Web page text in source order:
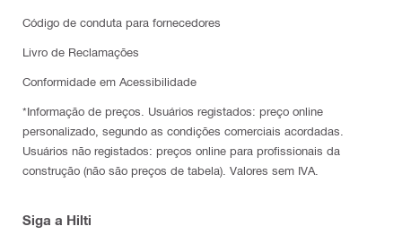
Código de conduta para fornecedores
Livro de Reclamações
Conformidade em Acessibilidade
*Informação de preços. Usuários registados: preço online
personalizado, segundo as condições comerciais acordadas.
Usuários não registados: preços online para profissionais da
construção (não são preços de tabela). Valores sem IVA.
Siga a Hilti